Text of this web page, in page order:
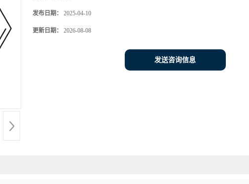
发布日期： 2025-04-10
更新日期： 2026-08-08
发送咨询信息